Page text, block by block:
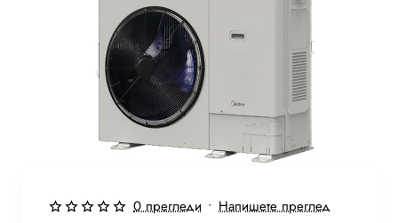
Бесплатна Достава
0 прегледи • Напишете преглед